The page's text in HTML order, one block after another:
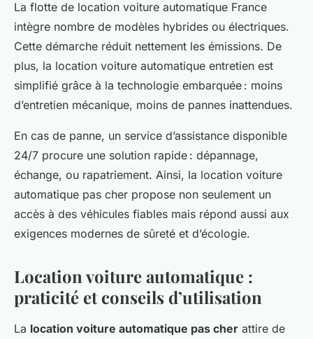
La flotte de location voiture automatique France
intègre nombre de modèles hybrides ou électriques.
Cette démarche réduit nettement les émissions. De
plus, la location voiture automatique entretien est
simplifié grâce à la technologie embarquée : moins
d’entretien mécanique, moins de pannes inattendues.
En cas de panne, un service d’assistance disponible
24/7 procure une solution rapide : dépannage,
échange, ou rapatriement. Ainsi, la location voiture
automatique pas cher propose non seulement un
accès à des véhicules fiables mais répond aussi aux
exigences modernes de sûreté et d’écologie.
Location voiture automatique :
praticité et conseils d’utilisation
La location voiture automatique pas cher attire de